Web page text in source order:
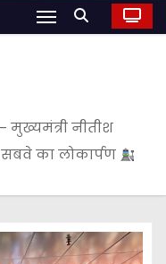
मुख्यमंत्री नीतीश
का लोकार्पण